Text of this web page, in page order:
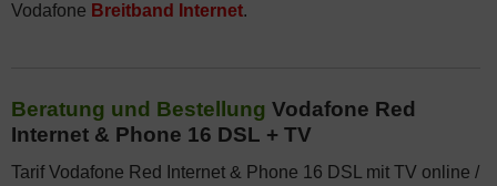
Vodafone Breitband Internet.
Beratung und Bestellung Vodafone Red
Internet & Phone 16 DSL + TV
Tarif Vodafone Red Internet & Phone 16 DSL mit TV online /